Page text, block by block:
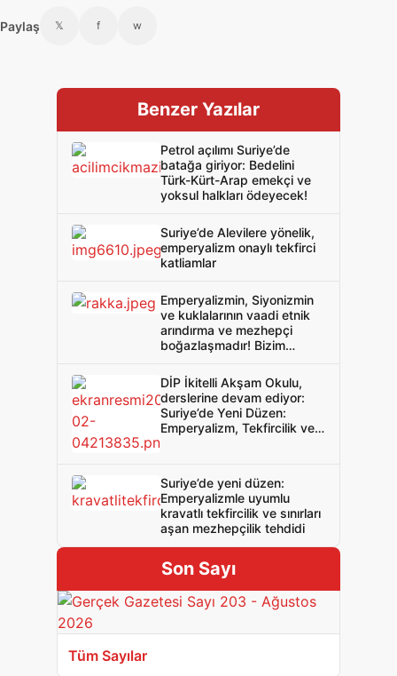
Paylaş 𝕏 f w
Benzer Yazılar
Petrol açılımı Suriye’de
batağa giriyor: Bedelini
Türk-Kürt-Arap emekçi ve
yoksul halkları ödeyecek!
Suriye’de Alevilere yönelik,
emperyalizm onaylı tekfirci
katliamlar
Emperyalizmin, Siyonizmin
ve kuklalarının vaadi etnik
arındırma ve mezhepçi
boğazlaşmadır! Bizim
emperyalizmden ve
Siyonizmden arındırmaktır!
DİP İkitelli Akşam Okulu,
derslerine devam ediyor:
Suriye’de Yeni Düzen:
Emperyalizm, Tekfircilik ve
Suriye’de yeni düzen:
Emperyalizmle uyumlu
kravatlı tekfircilik ve sınırları
aşan mezhepçilik tehdidi
Son Sayı
Tüm Sayılar